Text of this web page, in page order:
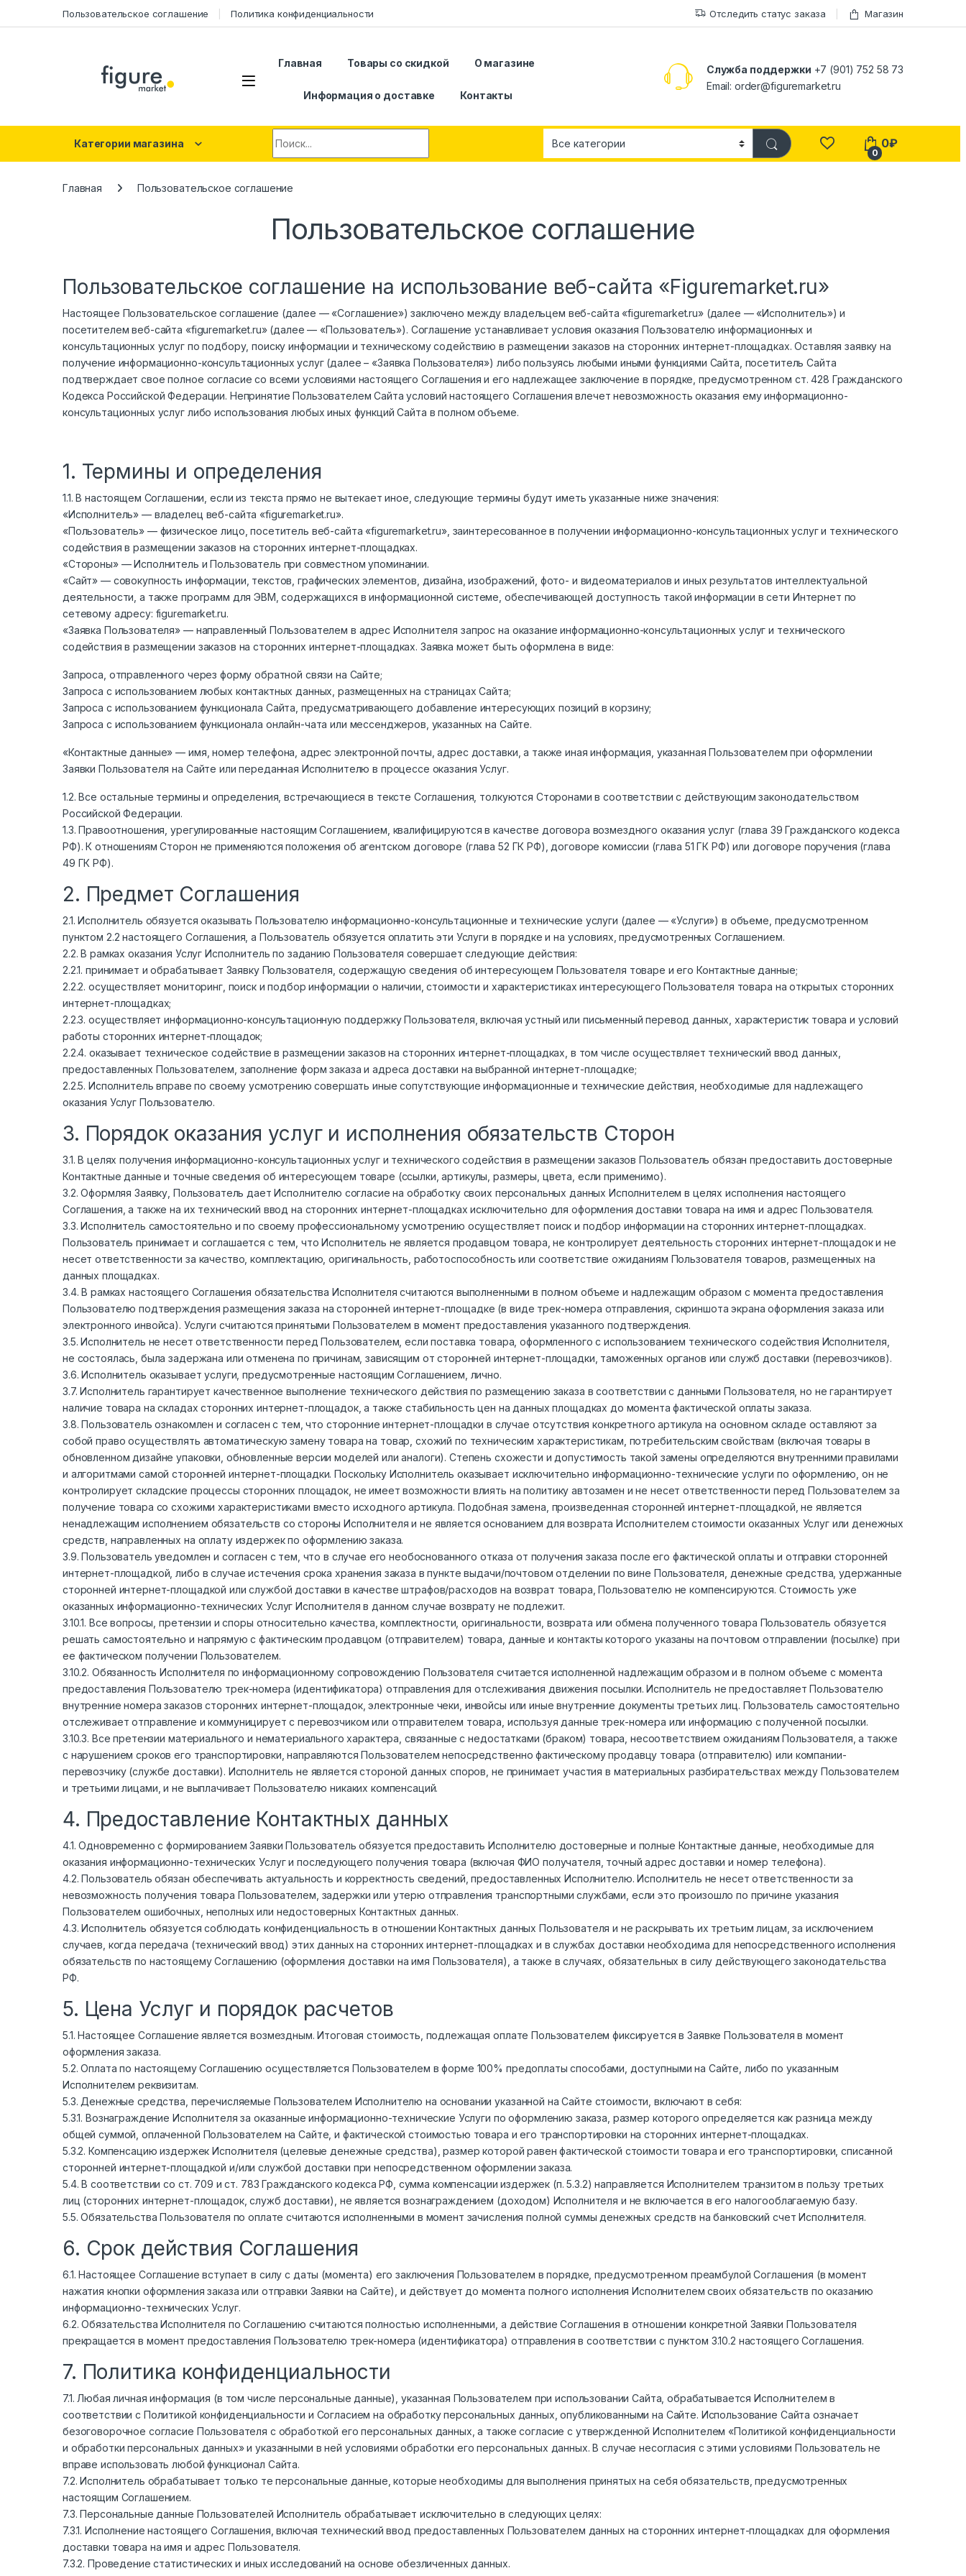
Пользовательское соглашение Политика конфиденциальности Отследить статус заказа Магазин
Главная Товары со скидкой О магазине
Информация о доставке Контакты
Служба поддержки +7 (901) 752 58 73
Email: order@figuremarket.ru
Категории магазина
0
0₽
Главная Пользовательское соглашение
Пользовательское соглашение
Пользовательское соглашение на использование веб-сайта «Figuremarket.ru»
Настоящее Пользовательское соглашение (далее — «Соглашение») заключено между владельцем веб-сайта «figuremarket.ru» (далее — «Исполнитель») и
посетителем веб-сайта «figuremarket.ru» (далее — «Пользователь»). Соглашение устанавливает условия оказания Пользователю информационных и
консультационных услуг по подбору, поиску информации и техническому содействию в размещении заказов на сторонних интернет-площадках. Оставляя заявку на
получение информационно-консультационных услуг (далее – «Заявка Пользователя») либо пользуясь любыми иными функциями Сайта, посетитель Сайта
подтверждает свое полное согласие со всеми условиями настоящего Соглашения и его надлежащее заключение в порядке, предусмотренном ст. 428 Гражданского
Кодекса Российской Федерации. Непринятие Пользователем Сайта условий настоящего Соглашения влечет невозможность оказания ему информационно-
консультационных услуг либо использования любых иных функций Сайта в полном объеме.
1. Термины и определения
1.1. В настоящем Соглашении, если из текста прямо не вытекает иное, следующие термины будут иметь указанные ниже значения:
«Исполнитель» — владелец веб-сайта «figuremarket.ru».
«Пользователь» — физическое лицо, посетитель веб-сайта «figuremarket.ru», заинтересованное в получении информационно-консультационных услуг и технического
содействия в размещении заказов на сторонних интернет-площадках.
«Стороны» — Исполнитель и Пользователь при совместном упоминании.
«Сайт» — совокупность информации, текстов, графических элементов, дизайна, изображений, фото- и видеоматериалов и иных результатов интеллектуальной
деятельности, а также программ для ЭВМ, содержащихся в информационной системе, обеспечивающей доступность такой информации в сети Интернет по
сетевому адресу: figuremarket.ru.
«Заявка Пользователя» — направленный Пользователем в адрес Исполнителя запрос на оказание информационно-консультационных услуг и технического
содействия в размещении заказов на сторонних интернет-площадках. Заявка может быть оформлена в виде:
Запроса, отправленного через форму обратной связи на Сайте;
Запроса с использованием любых контактных данных, размещенных на страницах Сайта;
Запроса с использованием функционала Сайта, предусматривающего добавление интересующих позиций в корзину;
Запроса с использованием функционала онлайн-чата или мессенджеров, указанных на Сайте.
«Контактные данные» — имя, номер телефона, адрес электронной почты, адрес доставки, а также иная информация, указанная Пользователем при оформлении
Заявки Пользователя на Сайте или переданная Исполнителю в процессе оказания Услуг.
1.2. Все остальные термины и определения, встречающиеся в тексте Соглашения, толкуются Сторонами в соответствии с действующим законодательством
Российской Федерации.
1.3. Правоотношения, урегулированные настоящим Соглашением, квалифицируются в качестве договора возмездного оказания услуг (глава 39 Гражданского кодекса
РФ). К отношениям Сторон не применяются положения об агентском договоре (глава 52 ГК РФ), договоре комиссии (глава 51 ГК РФ) или договоре поручения (глава
49 ГК РФ).
2. Предмет Соглашения
2.1. Исполнитель обязуется оказывать Пользователю информационно-консультационные и технические услуги (далее — «Услуги») в объеме, предусмотренном
пунктом 2.2 настоящего Соглашения, а Пользователь обязуется оплатить эти Услуги в порядке и на условиях, предусмотренных Соглашением.
2.2. В рамках оказания Услуг Исполнитель по заданию Пользователя совершает следующие действия:
2.2.1. принимает и обрабатывает Заявку Пользователя, содержащую сведения об интересующем Пользователя товаре и его Контактные данные;
2.2.2. осуществляет мониторинг, поиск и подбор информации о наличии, стоимости и характеристиках интересующего Пользователя товара на открытых сторонних
интернет-площадках;
2.2.3. осуществляет информационно-консультационную поддержку Пользователя, включая устный или письменный перевод данных, характеристик товара и условий
работы сторонних интернет-площадок;
2.2.4. оказывает техническое содействие в размещении заказов на сторонних интернет-площадках, в том числе осуществляет технический ввод данных,
предоставленных Пользователем, заполнение форм заказа и адреса доставки на выбранной интернет-площадке;
2.2.5. Исполнитель вправе по своему усмотрению совершать иные сопутствующие информационные и технические действия, необходимые для надлежащего
оказания Услуг Пользователю.
3. Порядок оказания услуг и исполнения обязательств Сторон
3.1. В целях получения информационно-консультационных услуг и технического содействия в размещении заказов Пользователь обязан предоставить достоверные
Контактные данные и точные сведения об интересующем товаре (ссылки, артикулы, размеры, цвета, если применимо).
3.2. Оформляя Заявку, Пользователь дает Исполнителю согласие на обработку своих персональных данных Исполнителем в целях исполнения настоящего
Соглашения, а также на их технический ввод на сторонних интернет-площадках исключительно для оформления доставки товара на имя и адрес Пользователя.
3.3. Исполнитель самостоятельно и по своему профессиональному усмотрению осуществляет поиск и подбор информации на сторонних интернет-площадках.
Пользователь принимает и соглашается с тем, что Исполнитель не является продавцом товара, не контролирует деятельность сторонних интернет-площадок и не
несет ответственности за качество, комплектацию, оригинальность, работоспособность или соответствие ожиданиям Пользователя товаров, размещенных на
данных площадках.
3.4. В рамках настоящего Соглашения обязательства Исполнителя считаются выполненными в полном объеме и надлежащим образом с момента предоставления
Пользователю подтверждения размещения заказа на сторонней интернет-площадке (в виде трек-номера отправления, скриншота экрана оформления заказа или
электронного инвойса). Услуги считаются принятыми Пользователем в момент предоставления указанного подтверждения.
3.5. Исполнитель не несет ответственности перед Пользователем, если поставка товара, оформленного с использованием технического содействия Исполнителя,
не состоялась, была задержана или отменена по причинам, зависящим от сторонней интернет-площадки, таможенных органов или служб доставки (перевозчиков).
3.6. Исполнитель оказывает услуги, предусмотренные настоящим Соглашением, лично.
3.7. Исполнитель гарантирует качественное выполнение технического действия по размещению заказа в соответствии с данными Пользователя, но не гарантирует
наличие товара на складах сторонних интернет-площадок, а также стабильность цен на данных площадках до момента фактической оплаты заказа.
3.8. Пользователь ознакомлен и согласен с тем, что сторонние интернет-площадки в случае отсутствия конкретного артикула на основном складе оставляют за
собой право осуществлять автоматическую замену товара на товар, схожий по техническим характеристикам, потребительским свойствам (включая товары в
обновленном дизайне упаковки, обновленные версии моделей или аналоги). Степень схожести и допустимость такой замены определяются внутренними правилами
и алгоритмами самой сторонней интернет-площадки. Поскольку Исполнитель оказывает исключительно информационно-технические услуги по оформлению, он не
контролирует складские процессы сторонних площадок, не имеет возможности влиять на политику автозамен и не несет ответственности перед Пользователем за
получение товара со схожими характеристиками вместо исходного артикула. Подобная замена, произведенная сторонней интернет-площадкой, не является
ненадлежащим исполнением обязательств со стороны Исполнителя и не является основанием для возврата Исполнителем стоимости оказанных Услуг или денежных
средств, направленных на оплату издержек по оформлению заказа.
3.9. Пользователь уведомлен и согласен с тем, что в случае его необоснованного отказа от получения заказа после его фактической оплаты и отправки сторонней
интернет-площадкой, либо в случае истечения срока хранения заказа в пункте выдачи/почтовом отделении по вине Пользователя, денежные средства, удержанные
сторонней интернет-площадкой или службой доставки в качестве штрафов/расходов на возврат товара, Пользователю не компенсируются. Стоимость уже
оказанных информационно-технических Услуг Исполнителя в данном случае возврату не подлежит.
3.10.1. Все вопросы, претензии и споры относительно качества, комплектности, оригинальности, возврата или обмена полученного товара Пользователь обязуется
решать самостоятельно и напрямую с фактическим продавцом (отправителем) товара, данные и контакты которого указаны на почтовом отправлении (посылке) при
ее фактическом получении Пользователем.
3.10.2. Обязанность Исполнителя по информационному сопровождению Пользователя считается исполненной надлежащим образом и в полном объеме с момента
предоставления Пользователю трек-номера (идентификатора) отправления для отслеживания движения посылки. Исполнитель не предоставляет Пользователю
внутренние номера заказов сторонних интернет-площадок, электронные чеки, инвойсы или иные внутренние документы третьих лиц. Пользователь самостоятельно
отслеживает отправление и коммуницирует с перевозчиком или отправителем товара, используя данные трек-номера или информацию с полученной посылки.
3.10.3. Все претензии материального и нематериального характера, связанные с недостатками (браком) товара, несоответствием ожиданиям Пользователя, а также
с нарушением сроков его транспортировки, направляются Пользователем непосредственно фактическому продавцу товара (отправителю) или компании-
перевозчику (службе доставки). Исполнитель не является стороной данных споров, не принимает участия в материальных разбирательствах между Пользователем
и третьими лицами, и не выплачивает Пользователю никаких компенсаций.
4. Предоставление Контактных данных
4.1. Одновременно с формированием Заявки Пользователь обязуется предоставить Исполнителю достоверные и полные Контактные данные, необходимые для
оказания информационно-технических Услуг и последующего получения товара (включая ФИО получателя, точный адрес доставки и номер телефона).
4.2. Пользователь обязан обеспечивать актуальность и корректность сведений, предоставленных Исполнителю. Исполнитель не несет ответственности за
невозможность получения товара Пользователем, задержки или утерю отправления транспортными службами, если это произошло по причине указания
Пользователем ошибочных, неполных или недостоверных Контактных данных.
4.3. Исполнитель обязуется соблюдать конфиденциальность в отношении Контактных данных Пользователя и не раскрывать их третьим лицам, за исключением
случаев, когда передача (технический ввод) этих данных на сторонних интернет-площадках и в службах доставки необходима для непосредственного исполнения
обязательств по настоящему Соглашению (оформления доставки на имя Пользователя), а также в случаях, обязательных в силу действующего законодательства
РФ.
5. Цена Услуг и порядок расчетов
5.1. Настоящее Соглашение является возмездным. Итоговая стоимость, подлежащая оплате Пользователем фиксируется в Заявке Пользователя в момент
оформления заказа.
5.2. Оплата по настоящему Соглашению осуществляется Пользователем в форме 100% предоплаты способами, доступными на Сайте, либо по указанным
Исполнителем реквизитам.
5.3. Денежные средства, перечисляемые Пользователем Исполнителю на основании указанной на Сайте стоимости, включают в себя:
5.3.1. Вознаграждение Исполнителя за оказанные информационно-технические Услуги по оформлению заказа, размер которого определяется как разница между
общей суммой, оплаченной Пользователем на Сайте, и фактической стоимостью товара и его транспортировки на сторонних интернет-площадках.
5.3.2. Компенсацию издержек Исполнителя (целевые денежные средства), размер которой равен фактической стоимости товара и его транспортировки, списанной
сторонней интернет-площадкой и/или службой доставки при непосредственном оформлении заказа.
5.4. В соответствии со ст. 709 и ст. 783 Гражданского кодекса РФ, сумма компенсации издержек (п. 5.3.2) направляется Исполнителем транзитом в пользу третьих
лиц (сторонних интернет-площадок, служб доставки), не является вознаграждением (доходом) Исполнителя и не включается в его налогооблагаемую базу.
5.5. Обязательства Пользователя по оплате считаются исполненными в момент зачисления полной суммы денежных средств на банковский счет Исполнителя.
6. Срок действия Соглашения
6.1. Настоящее Соглашение вступает в силу с даты (момента) его заключения Пользователем в порядке, предусмотренном преамбулой Соглашения (в момент
нажатия кнопки оформления заказа или отправки Заявки на Сайте), и действует до момента полного исполнения Исполнителем своих обязательств по оказанию
информационно-технических Услуг.
6.2. Обязательства Исполнителя по Соглашению считаются полностью исполненными, а действие Соглашения в отношении конкретной Заявки Пользователя
прекращается в момент предоставления Пользователю трек-номера (идентификатора) отправления в соответствии с пунктом 3.10.2 настоящего Соглашения.
7. Политика конфиденциальности
7.1. Любая личная информация (в том числе персональные данные), указанная Пользователем при использовании Сайта, обрабатывается Исполнителем в
соответствии с Политикой конфиденциальности и Согласием на обработку персональных данных, опубликованными на Сайте. Использование Сайта означает
безоговорочное согласие Пользователя с обработкой его персональных данных, а также согласие с утвержденной Исполнителем «Политикой конфиденциальности
и обработки персональных данных» и указанными в ней условиями обработки его персональных данных. В случае несогласия с этими условиями Пользователь не
вправе использовать любой функционал Сайта.
7.2. Исполнитель обрабатывает только те персональные данные, которые необходимы для выполнения принятых на себя обязательств, предусмотренных
настоящим Соглашением.
7.3. Персональные данные Пользователей Исполнитель обрабатывает исключительно в следующих целях:
7.3.1. Исполнение настоящего Соглашения, включая технический ввод предоставленных Пользователем данных на сторонних интернет-площадках для оформления
доставки товара на имя и адрес Пользователя.
7.3.2. Проведение статистических и иных исследований на основе обезличенных данных.